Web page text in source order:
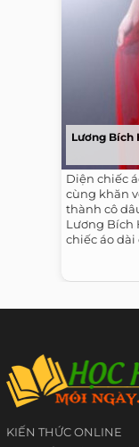
Lương Bích
Diện chiếc
cùng khăn
thành cô
Lương Bích
chiếc áo dài
KIẾN THỨC ONLINE